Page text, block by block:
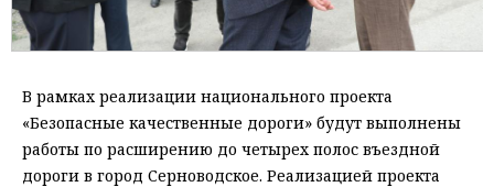
В рамках реализации национального проекта
«Безопасные качественные дороги» будут выполнены
работы по расширению до четырех полос въездной
дороги в город Серноводское. Реализацией проекта